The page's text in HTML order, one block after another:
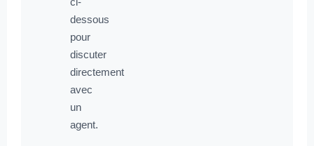
dessous
pour
discuter
directement
avec
un
agent.